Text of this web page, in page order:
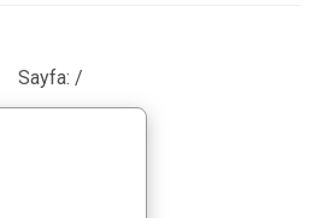
Toroslar
Yenişehir
Sayfa: /